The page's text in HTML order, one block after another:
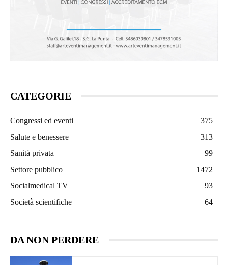
CATEGORIE
Congressi ed eventi
375
Salute e benessere
313
Sanità privata
99
Settore pubblico
1472
Socialmedical TV
93
Società scientifiche
64
DA NON PERDERE